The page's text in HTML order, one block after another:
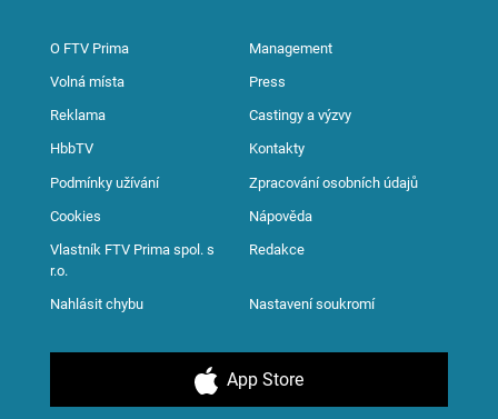
O FTV Prima Management
Volná místa Press
Reklama Castingy a výzvy
HbbTV Kontakty
Podmínky užívání Zpracování osobních údajů
Cookies Nápověda
Vlastník FTV Prima spol. s
r.o.
Redakce
Nahlásit chybu Nastavení soukromí
App Store